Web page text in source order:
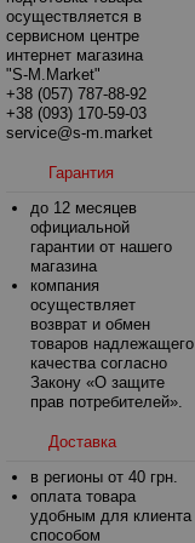
осуществляется в
сервисном центре
интернет магазина
"S-M.Market"
+38 (057) 787-88-92
+38 (093) 170-59-03
service@s-m.market
Гарантия
до 12 месяцев
официальной
гарантии от нашего
магазина
компания
осуществляет
возврат и обмен
товаров надлежащего
качества согласно
Закону «О защите
прав потребителей».
Доставка
в регионы от 40 грн.
оплата товара
удобным для клиента
способом